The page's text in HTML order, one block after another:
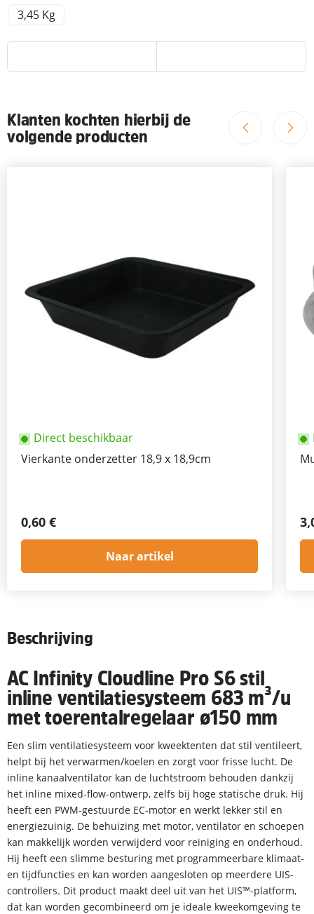
3,45 Kg
Klanten kochten hierbij de
volgende producten
Direct beschikbaar
Vierkante onderzetter 18,9 x 18,9cm
0,60 €
Naar artikel
Beschrijving
AC Infinity Cloudline Pro S6 stil
inline ventilatiesysteem 683 m³/u
met toerentalregelaar ø150 mm
Een slim ventilatiesysteem voor kweektenten dat stil ventileert,
helpt bij het verwarmen/koelen en zorgt voor frisse lucht. De
inline kanaalventilator kan de luchtstroom behouden dankzij
het inline mixed-flow-ontwerp, zelfs bij hoge statische druk. Hij
heeft een PWM-gestuurde EC-motor en werkt lekker stil en
energiezuinig. De behuizing met motor, ventilator en schoepen
kan makkelijk worden verwijderd voor reiniging en onderhoud.
Hij heeft een slimme besturing met programmeerbare klimaat-
en tijdfuncties en kan worden aangesloten op meerdere UIS-
controllers. Dit product maakt deel uit van het UIS™-platform,
dat kan worden gecombineerd om je ideale kweekomgeving te